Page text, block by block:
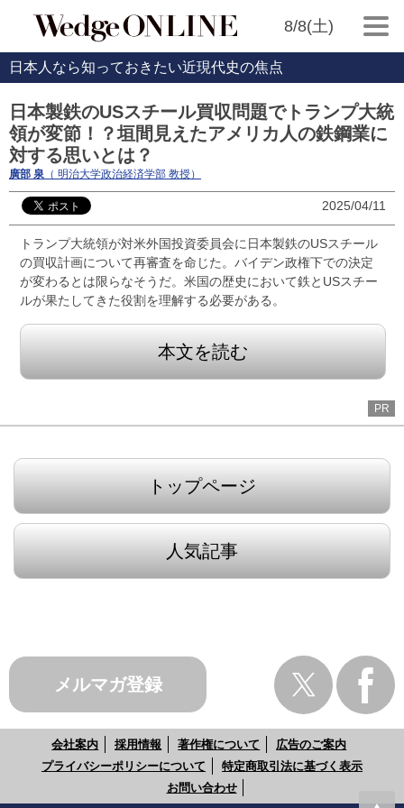
8/8(土)
日本人なら知っておきたい近現代史の焦点
日本製鉄のUSスチール買収問題でトランプ大統
領が変節！？垣間見えたアメリカ人の鉄鋼業に
対する思いとは？
廣部 泉 （ 明治大学政治経済学部 教授）
2025/04/11
トランプ大統領が対米外国投資委員会に日本製鉄のUSスチール
の買収計画について再審査を命じた。バイデン政権下での決定
が変わるとは限らなそうだ。米国の歴史において鉄とUSスチー
ルが果たしてきた役割を理解する必要がある。
本文を読む
PR
トップページ
人気記事
メルマガ登録
会社案内 採用情報 著作権について
広告のご案内
プライバシーポリシーについて
特定商取引法に基づく表示
お問い合わせ